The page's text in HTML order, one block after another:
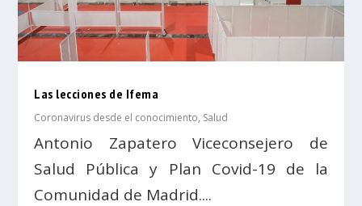
Las lecciones de Ifema
Coronavirus desde el conocimiento, Salud
Antonio Zapatero Viceconsejero de
Salud Pública y Plan Covid-19 de la
Comunidad de Madrid....